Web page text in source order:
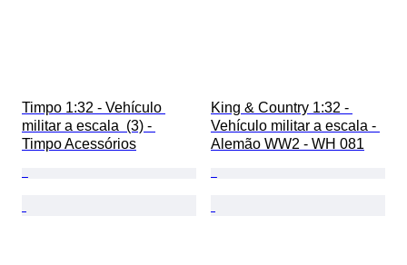
Timpo 1:32 - Vehículo
militar a escala  (3) -
Timpo Acessórios
King & Country 1:32 -
Vehículo militar a escala -
Alemão WW2 - WH 081